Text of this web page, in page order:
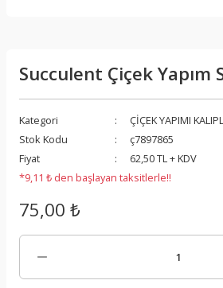
Succulent Çiçek Yapım
Kategori
ÇİÇEK YAPIMI
Stok Kodu
ç7897865
Fiyat
62,50 TL + KDV
*9,11 ₺ den başlayan taksitlerle!!
75,00 ₺